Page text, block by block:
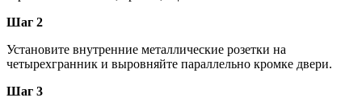
Шаг 2
Установите внутренние металлические розетки на
четырехгранник и выровняйте параллельно кромке двери.
Шаг 3